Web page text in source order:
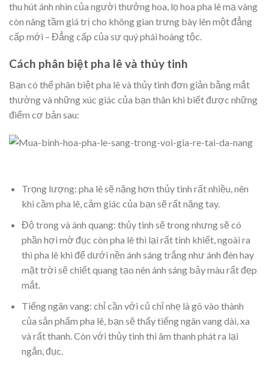
thu hút ánh nhìn của người thưởng hoa, lọ hoa pha lê mạ vàng
còn nâng tầm giá trị cho không gian trưng bày lên một đẳng
cấp mới – Đẳng cấp của sự quý phái hoàng tộc.
Cách phân biệt pha lê và thủy tinh
Bạn có thể phân biệt pha lê và thủy tinh đơn giản bằng mắt
thường và những xúc giác của bạn thân khi biết được những
điểm cơ bản sau:
Trọng lượng: pha lê sẽ nặng hơn thủy tinh rất nhiều, nên
khi cầm pha lê, cảm giác của bạn sẽ rất nặng tay.
Độ trong và ánh quang: thủy tinh sẽ trong nhưng sẽ có
phần hơi mờ đục còn pha lê thì lại rất tinh khiết, ngoài ra
thì pha lê khi để dưới nền ánh sáng trắng như ánh đèn hay
mặt trời sẽ chiết quang tạo nên ánh sáng bảy màu rất đẹp
mắt.
Tiếng ngân vang: chỉ cần với củ chỉ nhẹ là gõ vào thành
của sản phẩm pha lê, bạn sẽ thấy tiếng ngân vang dài, xa
và rất thanh. Còn với thủy tinh thì âm thanh phát ra lại
ngắn, đục.